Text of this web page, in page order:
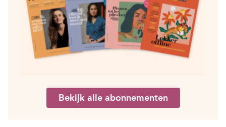
Bekijk alle abonnementen